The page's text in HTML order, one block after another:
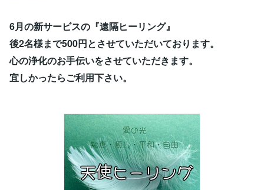
6月の新サービスの『遠隔ヒーリング』
後2名様まで500円とさせていただいております。
心の浄化のお手伝いをさせていただきます。
宜しかったらご利用下さい。